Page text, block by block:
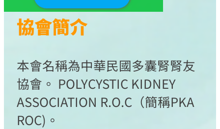
協會簡介
本會名稱為中華民國多囊腎腎友
協會。 POLYCYSTIC KIDNEY
ASSOCIATION R.O.C（簡稱PKA
ROC)。